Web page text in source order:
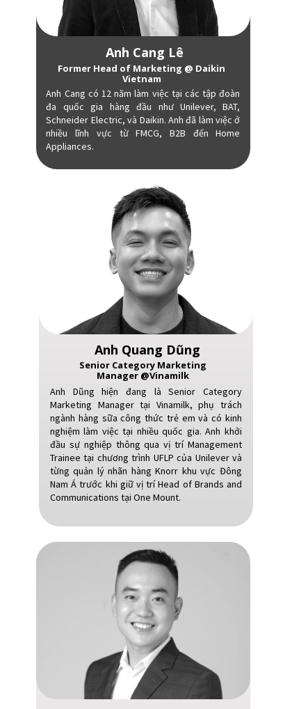
Anh Quang Dũng
Senior Category Marketing
Manager @Vinamilk
Anh Dũng hiện đang là Senior Category
Marketing Manager tại Vinamilk, phụ trách
ngành hàng sữa công thức trẻ em và có kinh
nghiệm làm việc tại nhiều quốc gia. Anh khởi
đầu sự nghiệp thông qua vị trí Management
Trainee tại chương trình UFLP của Unilever và
từng quản lý nhãn hàng Knorr khu vực Đông
Nam Á trước khi giữ vị trí Head of Brands and
Communications tại One Mount.
Anh Cang Lê
Former Head of Marketing @ Daikin
Vietnam
Anh Cang có 12 năm làm việc tại các tập đoàn
đa quốc gia hàng đầu như Unilever, BAT,
Schneider Electric, và Daikin. Anh đã làm việc ở
nhiều lĩnh vực từ FMCG, B2B đến Home
Appliances.
Global Companies